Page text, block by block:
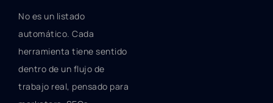
No es un listado
automático. Cada
herramienta tiene sentido
dentro de un flujo de
trabajo real, pensado para